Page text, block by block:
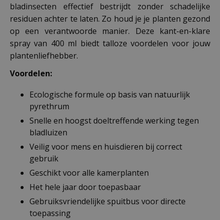
bladinsecten effectief bestrijdt zonder schadelijke
residuen achter te laten. Zo houd je je planten gezond
op een verantwoorde manier. Deze kant-en-klare
spray van 400 ml biedt talloze voordelen voor jouw
plantenliefhebber.
Voordelen:
Ecologische formule op basis van natuurlijk
pyrethrum
Snelle en hoogst doeltreffende werking tegen
bladluizen
Veilig voor mens en huisdieren bij correct
gebruik
Geschikt voor alle kamerplanten
Het hele jaar door toepasbaar
Gebruiksvriendelijke spuitbus voor directe
toepassing